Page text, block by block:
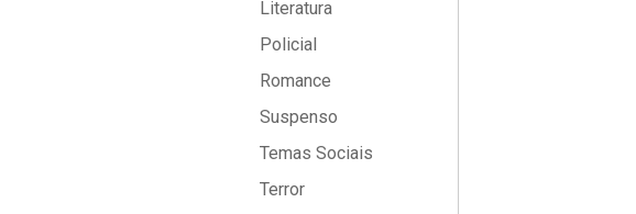
Literatura
Policial
Romance
Suspenso
Temas Sociais
Terror